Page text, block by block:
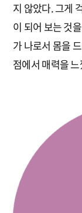
지 않았다. 그게
이 되어 보는 것
가 나로서 몸을
점에서 매력을